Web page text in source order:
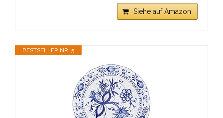
Siehe auf Amazon
BESTSELLER NR. 5